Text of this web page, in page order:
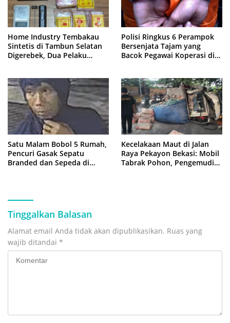
Home Industry Tembakau
Sintetis di Tambun Selatan
Digerebek, Dua Pelaku
Polisi Ringkus 6 Perampok
Bersenjata Tajam yang
Bacok Pegawai Koperasi di
Satu Malam Bobol 5 Rumah,
Pencuri Gasak Sepatu
Branded dan Sepeda di
Kecelakaan Maut di Jalan
Raya Pekayon Bekasi: Mobil
Tabrak Pohon, Pengemudi
Tinggalkan Balasan
Alamat email Anda tidak akan dipublikasikan. Ruas yang
wajib ditandai *